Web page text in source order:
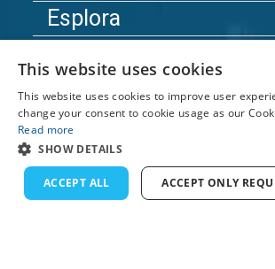
Esplora
© 2026 TomsCatch Charter & Guida
riservati.
This website uses cookies
This website uses cookies to improve user
change your consent to cookie usage as our
Read more
SHOW DETAILS
ACCEPT ALL ACCEPT ONLY